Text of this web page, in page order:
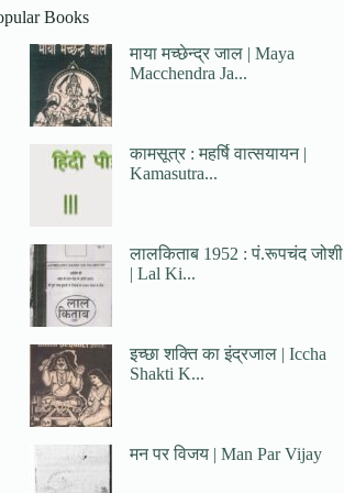
Books
माया मच्छेन्द्र जाल | Maya
Macchendra Ja...
कामसूत्र : महर्षि वात्सयायन |
Kamasutra...
लालकिताब 1952 : पं.रूपचंद जोशी
| Lal Ki...
इच्छा शक्ति का इंद्रजाल | Iccha
Shakti K...
मन पर विजय | Man Par Vijay